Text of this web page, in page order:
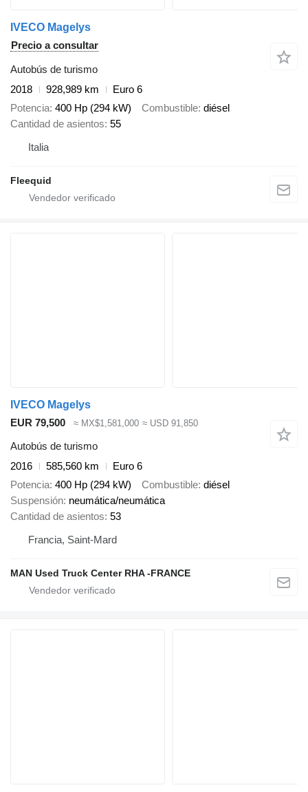
IVECO Magelys
Precio a consultar
Autobús de turismo
2018
928,989 km
Euro 6
Potencia 400 Hp (294 kW) Combustible diésel
Cantidad de asientos 55
Italia
Fleequid
IVECO Magelys
EUR 79,500
≈ MX$1,581,000 ≈ USD 91,850
Autobús de turismo
2016
585,560 km
Euro 6
Potencia 400 Hp (294 kW) Combustible diésel
Suspensión neumática/neumática
Cantidad de asientos 53
Francia, Saint-Mard
MAN Used Truck Center RHA -FRANCE